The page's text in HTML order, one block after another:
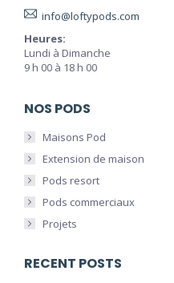
info@loftypods.com
Heures:
Lundi à Dimanche
9 h 00 à 18 h 00
NOS PODS
Maisons Pod
Extension de maison
Pods resort
Pods commerciaux
Projets
RECENT POSTS